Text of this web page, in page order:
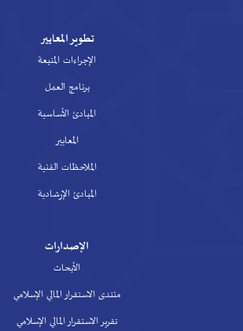
تطوير المعايير
الإجراءات المتبعة
برنامج العمل
المبادئ الأساسية
المعايير
الملاحظات الفنية
المبادئ الإرشادية
الإصدارات
الأبحاث
منتدى الاستقرار المالي الإسلامي
تقرير الاستقرار المالي الإسلامي